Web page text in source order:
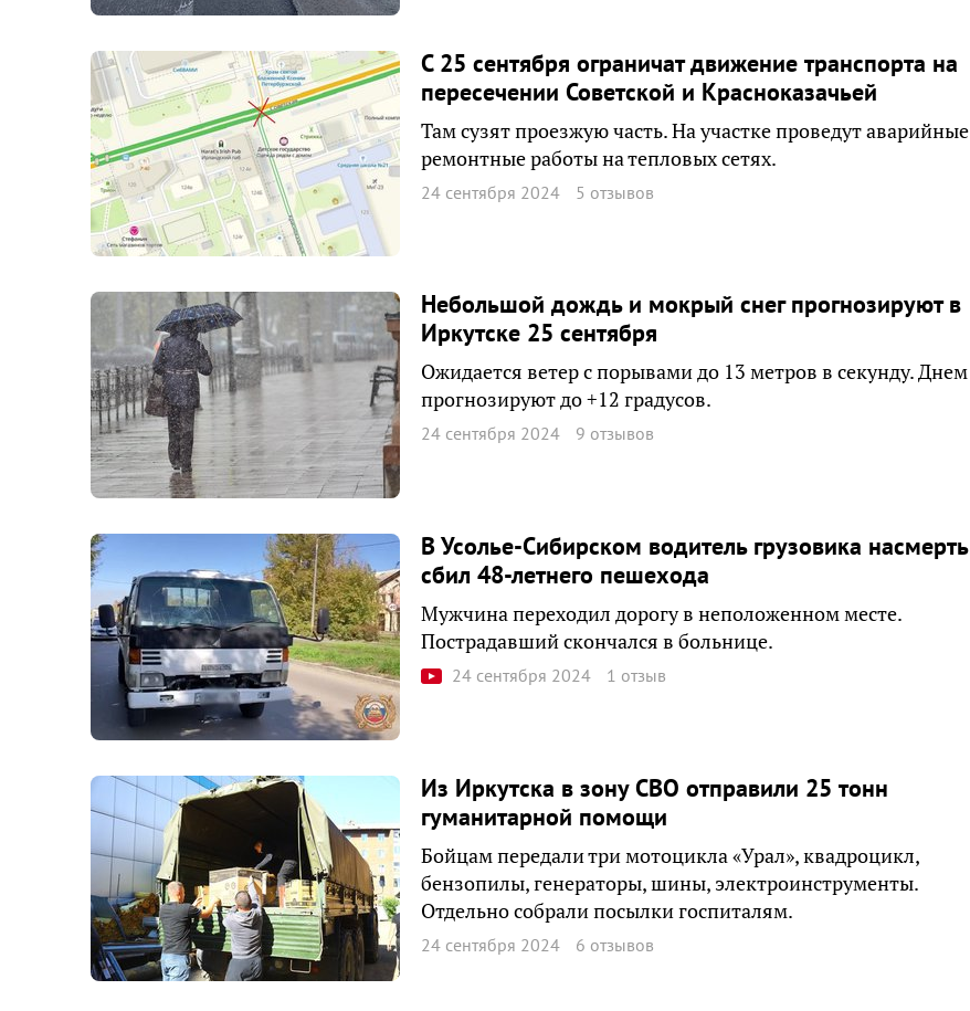
С 25 сентября ограничат движение транспорта на
пересечении Советской и Красноказачьей
Там сузят проезжую часть. На участке проведут аварийные
ремонтные работы на тепловых сетях.
24 сентября 2024 5 отзывов
Небольшой дождь и мокрый снег прогнозируют в
Иркутске 25 сентября
Ожидается ветер с порывами до 13 метров в секунду. Днем
прогнозируют до +12 градусов.
24 сентября 2024 9 отзывов
В Усолье-Сибирском водитель грузовика насмерть
сбил 48-летнего пешехода
Мужчина переходил дорогу в неположенном месте.
Пострадавший скончался в больнице.
24 сентября 2024 1 отзыв
Из Иркутска в зону СВО отправили 25 тонн
гуманитарной помощи
Бойцам передали три мотоцикла «Урал», квадроцикл,
бензопилы, генераторы, шины, электроинструменты.
Отдельно собрали посылки госпиталям.
24 сентября 2024 6 отзывов